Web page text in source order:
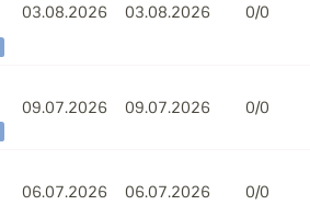
03.08.2026 03.08.2026 0/0
09.07.2026 09.07.2026 0/0
06.07.2026 06.07.2026 0/0